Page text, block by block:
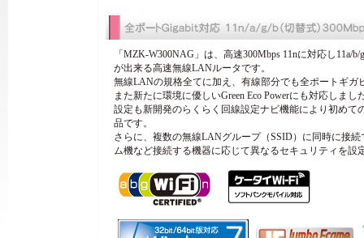
「MZK-W300NAG」は、高速300Mbps 11nに対応し11a/
が出来る高速無線LANルータです。
無線LANの規格全てに加え、有線部分でも全ポートギガ
また新たに環境に優しいGreen Eco Powerにも対応しまし
設定も新開発のらくらく回線設定ナビ機能により初めて
品です。
さらに、複数の無線LANグループ（SSID）に同時に接
ム機など接続する機器に応じて異なるセキュリティを設